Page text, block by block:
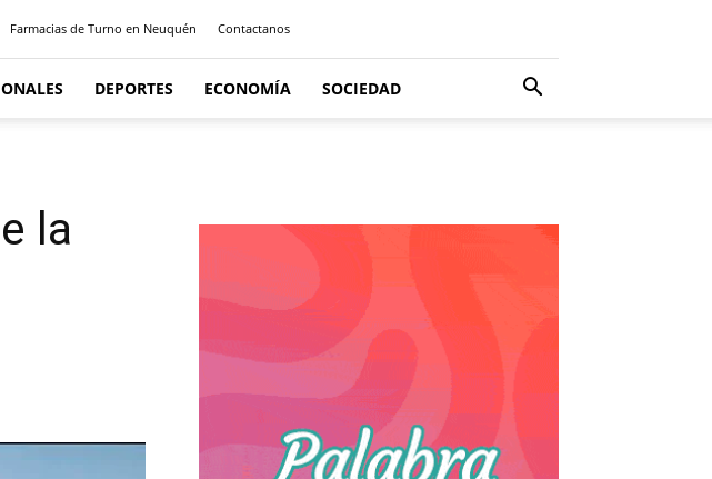
Farmacias de Turno en Neuquén Contactanos
DEPORTES ECONOMÍA SOCIEDAD
la